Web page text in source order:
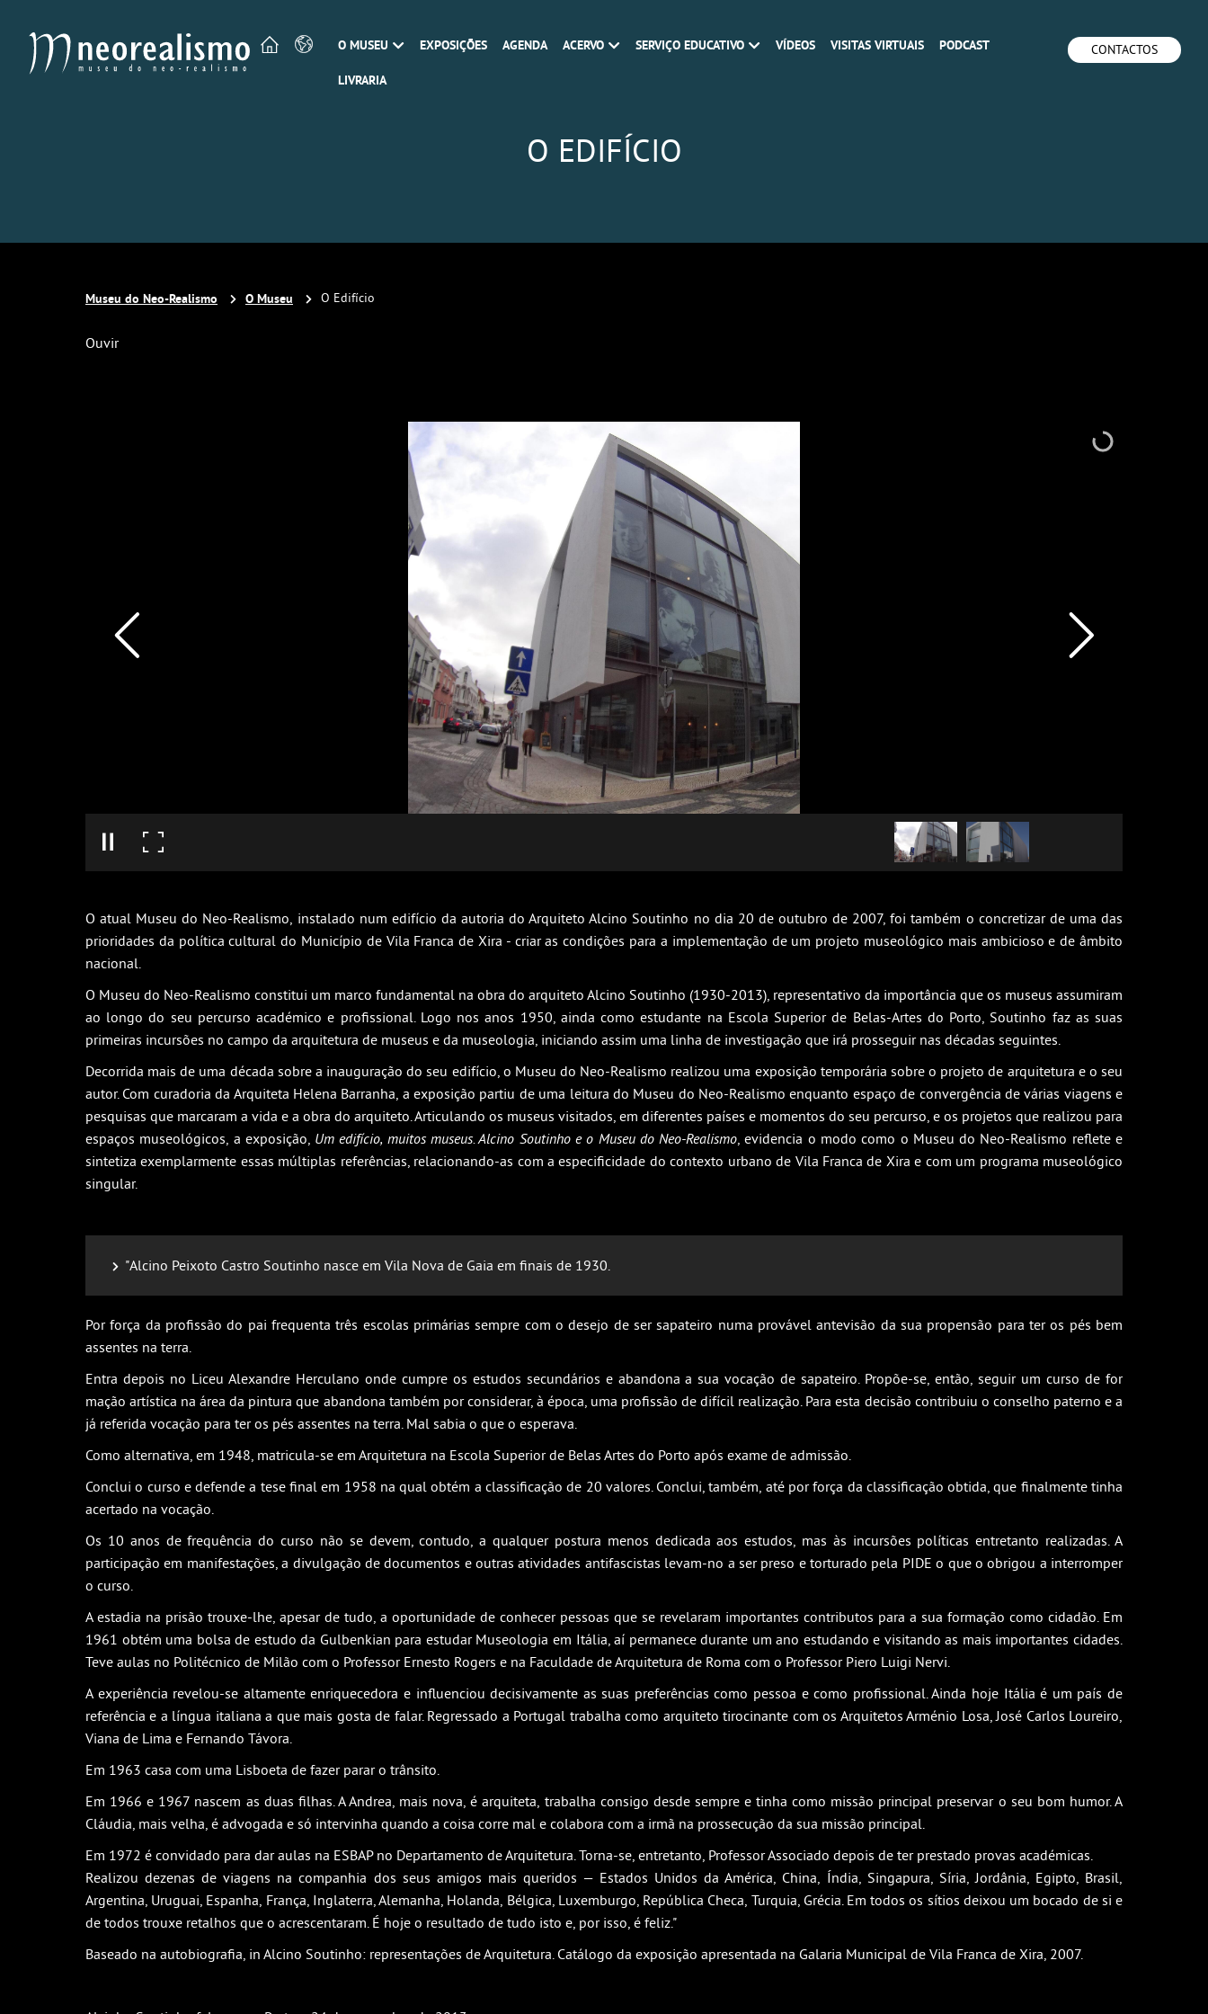
O MUSEU EXPOSIÇÕES AGENDA ACERVO SERVIÇO EDUCATIVO VÍDEOS VISITAS VIRTUAIS PODCAST
LIVRARIA
CONTACTOS
O EDIFÍCIO
Museu do Neo-Realismo O Museu O Edifício
Ouvir
O atual Museu do Neo-Realismo, instalado num edifício da autoria do Arquiteto Alcino Soutinho no dia 20 de outubro de 2007, foi também o concretizar de uma das
prioridades da política cultural do Município de Vila Franca de Xira - criar as condições para a implementação de um projeto museológico mais ambicioso e de âmbito
nacional.
O Museu do Neo-Realismo constitui um marco fundamental na obra do arquiteto Alcino Soutinho (1930-2013), representativo da importância que os museus assumiram
ao longo do seu percurso académico e profissional. Logo nos anos 1950, ainda como estudante na Escola Superior de Belas-Artes do Porto, Soutinho faz as suas
primeiras incursões no campo da arquitetura de museus e da museologia, iniciando assim uma linha de investigação que irá prosseguir nas décadas seguintes.
Decorrida mais de uma década sobre a inauguração do seu edifício, o Museu do Neo-Realismo realizou uma exposição temporária sobre o projeto de arquitetura e o seu
autor. Com curadoria da Arquiteta Helena Barranha, a exposição partiu de uma leitura do Museu do Neo-Realismo enquanto espaço de convergência de várias viagens e
pesquisas que marcaram a vida e a obra do arquiteto. Articulando os museus visitados, em diferentes países e momentos do seu percurso, e os projetos que realizou para
espaços museológicos, a exposição, Um edifício, muitos museus. Alcino Soutinho e o Museu do Neo-Realismo, evidencia o modo como o Museu do Neo-Realismo reflete e
sintetiza exemplarmente essas múltiplas referências, relacionando-as com a especificidade do contexto urbano de Vila Franca de Xira e com um programa museológico
singular.
"Alcino Peixoto Castro Soutinho nasce em Vila Nova de Gaia em finais de 1930.
Por força da profissão do pai frequenta três escolas primárias sempre com o desejo de ser sapateiro numa provável antevisão da sua propensão para ter os pés bem
assentes na terra.
Entra depois no Liceu Alexandre Herculano onde cumpre os estudos secundários e abandona a sua vocação de sapateiro. Propõe-se, então, seguir um curso de for
mação artística na área da pintura que abandona também por considerar, à época, uma profissão de difícil realização. Para esta decisão contribuiu o conselho paterno e a
já referida vocação para ter os pés assentes na terra. Mal sabia o que o esperava.
Como alternativa, em 1948, matricula-se em Arquitetura na Escola Superior de Belas Artes do Porto após exame de admissão.
Conclui o curso e defende a tese final em 1958 na qual obtém a classificação de 20 valores. Conclui, também, até por força da classificação obtida, que finalmente tinha
acertado na vocação.
Os 10 anos de frequência do curso não se devem, contudo, a qualquer postura menos dedicada aos estudos, mas às incursões políticas entretanto realizadas. A
participação em manifestações, a divulgação de documentos e outras atividades antifascistas levam-no a ser preso e torturado pela PIDE o que o obrigou a interromper
o curso.
A estadia na prisão trouxe-lhe, apesar de tudo, a oportunidade de conhecer pessoas que se revelaram importantes contributos para a sua formação como cidadão. Em
1961 obtém uma bolsa de estudo da Gulbenkian para estudar Museologia em Itália, aí permanece durante um ano estudando e visitando as mais importantes cidades.
Teve aulas no Politécnico de Milão com o Professor Ernesto Rogers e na Faculdade de Arquitetura de Roma com o Professor Piero Luigi Nervi.
A experiência revelou-se altamente enriquecedora e influenciou decisivamente as suas preferências como pessoa e como profissional. Ainda hoje Itália é um país de
referência e a língua italiana a que mais gosta de falar. Regressado a Portugal trabalha como arquiteto tirocinante com os Arquitetos Arménio Losa, José Carlos Loureiro,
Viana de Lima e Fernando Távora.
Em 1963 casa com uma Lisboeta de fazer parar o trânsito.
Em 1966 e 1967 nascem as duas filhas. A Andrea, mais nova, é arquiteta, trabalha consigo desde sempre e tinha como missão principal preservar o seu bom humor. A
Cláudia, mais velha, é advogada e só intervinha quando a coisa corre mal e colabora com a irmã na prossecução da sua missão principal.
Em 1972 é convidado para dar aulas na ESBAP no Departamento de Arquitetura. Torna-se, entretanto, Professor Associado depois de ter prestado provas académicas.
Realizou dezenas de viagens na companhia dos seus amigos mais queridos — Estados Unidos da América, China, Índia, Singapura, Síria, Jordânia, Egipto, Brasil,
Argentina, Uruguai, Espanha, França, Inglaterra, Alemanha, Holanda, Bélgica, Luxemburgo, República Checa, Turquia, Grécia. Em todos os sítios deixou um bocado de si e
de todos trouxe retalhos que o acrescentaram. É hoje o resultado de tudo isto e, por isso, é feliz."
Baseado na autobiografia, in Alcino Soutinho: representações de Arquitetura. Catálogo da exposição apresentada na Galaria Municipal de Vila Franca de Xira, 2007.